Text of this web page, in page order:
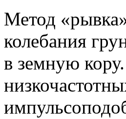
Метод «рывка
колебания
в земную